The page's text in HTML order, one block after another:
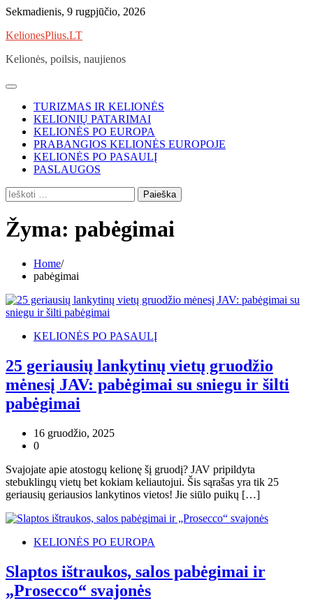
Skip
content
Sekmadienis, 9 rugpjūčio, 2026
KelionesPlius.LT
Kelionės, poilsis, naujienos
TURIZMAS IR KELIONĖS
KELIONIŲ PATARIMAI
KELIONĖS PO EUROPA
PRABANGIOS KELIONĖS EUROPOJE
KELIONĖS PO PASAULĮ
PASLAUGOS
Ieškoti:
Žyma: pabėgimai
Home
pabėgimai
KELIONĖS PO PASAULĮ
25 geriausių lankytinų vietų gruodžio
mėnesį JAV: pabėgimai su sniegu ir šilti
pabėgimai
16 gruodžio, 2025
0
Svajojate apie atostogų kelionę šį gruodį? JAV pripildyta
stebuklingų vietų bet kokiam keliautojui. Šis sąrašas yra tik 25
geriausių geriausios lankytinos vietos! Jie siūlo puikų […]
KELIONĖS PO EUROPA
Slaptos ištraukos, salos pabėgimai ir
„Prosecco“ svajonės